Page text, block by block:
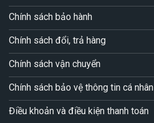
Chính sách bảo hành
Chính sách đổi, trả hàng
Chính sách vận chuyển
Chính sách bảo vệ thông tin cá nhân
Điều khoản và điều kiện thanh toán